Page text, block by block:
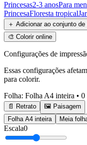
Princesas2-3 anosPara
PrincesaFloresta tropical
＋ Adicionar ao conjunto de
🎨 Colorir online
Configurações de
Essas configurações
para colorir.
Folha: Folha A4 inteira • 0
📄 Retrato
🖼️ Paisagem
Folha A4 inteira
Meia
Escala0